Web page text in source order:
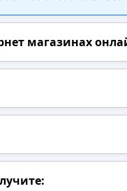
магазинах